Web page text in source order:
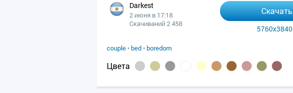
Darkest
2 июня в 17:18
Скачиваний 2 458
Скачать
5760x3840
couple • bed • boredom
Цвета